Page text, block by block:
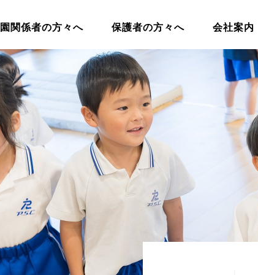
園関係者の方々へ 保護者の方々へ 会社案内